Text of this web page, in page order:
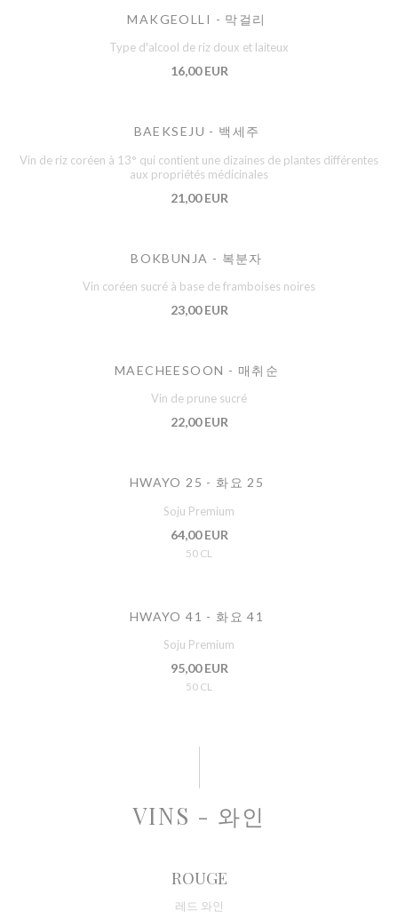
MAKGEOLLI - 막걸리
Type d'alcool de riz doux et laiteux
16,00 EUR
BAEKSEJU - 백세주
Vin de riz coréen à 13° qui contient une dizaines de plantes différentes
aux propriétés médicinales
21,00 EUR
BOKBUNJA - 복분자
Vin coréen sucré à base de framboises noires
23,00 EUR
MAECHEESOON - 매취순
Vin de prune sucré
22,00 EUR
HWAYO 25 - 화요 25
Soju Premium
64,00 EUR
50 CL
HWAYO 41 - 화요 41
Soju Premium
95,00 EUR
50 CL
VINS - 와인
ROUGE
레드 와인